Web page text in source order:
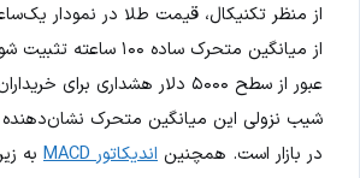
از منظر تکنیکال، قیمت طلا در نمودار
از میانگین متحرک ساده ۱۰۰
عبور از سطح ۵۰۰۰ دلار هشداری
شیب نزولی این میانگین متحرک
در بازار است. همچنین اندیکاتور MACD
به